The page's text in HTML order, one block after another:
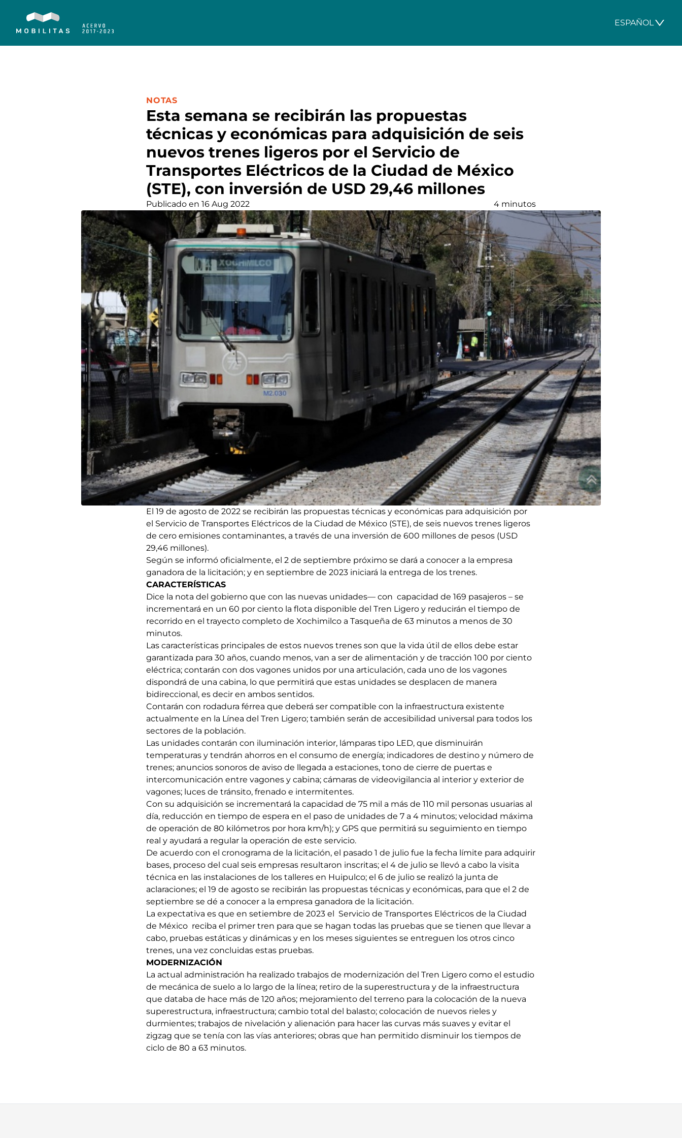
ESPAÑOL
Esta semana se recibirán las propuestas
técnicas y económicas para adquisición de seis
nuevos trenes ligeros por el Servicio de
Transportes Eléctricos de la Ciudad de México
(STE), con inversión de USD 29,46 millones
CATEGORÍA:
NOTAS
Publicado en 16 Aug 2022 4 minutos
El 19 de agosto de 2022 se recibirán las propuestas técnicas y económicas para adquisición por
el Servicio de Transportes Eléctricos de la Ciudad de México (STE), de seis nuevos trenes ligeros
de cero emisiones contaminantes, a través de una inversión de 600 millones de pesos (USD
29,46 millones).
Según se informó oficialmente, el 2 de septiembre próximo se dará a conocer a la empresa
ganadora de la licitación; y en septiembre de 2023 iniciará la entrega de los trenes.
CARACTERÍSTICAS
Dice la nota del gobierno que con las nuevas unidades— con capacidad de 169 pasajeros – se
incrementará en un 60 por ciento la flota disponible del Tren Ligero y reducirán el tiempo de
recorrido en el trayecto completo de Xochimilco a Tasqueña de 63 minutos a menos de 30
minutos.
Las características principales de estos nuevos trenes son que la vida útil de ellos debe estar
garantizada para 30 años, cuando menos, van a ser de alimentación y de tracción 100 por ciento
eléctrica; contarán con dos vagones unidos por una articulación, cada uno de los vagones
dispondrá de una cabina, lo que permitirá que estas unidades se desplacen de manera
bidireccional, es decir en ambos sentidos.
Contarán con rodadura férrea que deberá ser compatible con la infraestructura existente
actualmente en la Línea del Tren Ligero; también serán de accesibilidad universal para todos los
sectores de la población.
Las unidades contarán con iluminación interior, lámparas tipo LED, que disminuirán
temperaturas y tendrán ahorros en el consumo de energía; indicadores de destino y número de
trenes; anuncios sonoros de aviso de llegada a estaciones, tono de cierre de puertas e
intercomunicación entre vagones y cabina; cámaras de videovigilancia al interior y exterior de
vagones; luces de tránsito, frenado e intermitentes.
Con su adquisición se incrementará la capacidad de 75 mil a más de 110 mil personas usuarias al
día, reducción en tiempo de espera en el paso de unidades de 7 a 4 minutos; velocidad máxima
de operación de 80 kilómetros por hora km/h); y GPS que permitirá su seguimiento en tiempo
real y ayudará a regular la operación de este servicio.
De acuerdo con el cronograma de la licitación, el pasado 1 de julio fue la fecha límite para adquirir
bases, proceso del cual seis empresas resultaron inscritas; el 4 de julio se llevó a cabo la visita
técnica en las instalaciones de los talleres en Huipulco; el 6 de julio se realizó la junta de
aclaraciones; el 19 de agosto se recibirán las propuestas técnicas y económicas, para que el 2 de
septiembre se dé a conocer a la empresa ganadora de la licitación.
La expectativa es que en setiembre de 2023 el Servicio de Transportes Eléctricos de la Ciudad
de México reciba el primer tren para que se hagan todas las pruebas que se tienen que llevar a
cabo, pruebas estáticas y dinámicas y en los meses siguientes se entreguen los otros cinco
trenes, una vez concluidas estas pruebas.
MODERNIZACIÓN
La actual administración ha realizado trabajos de modernización del Tren Ligero como el estudio
de mecánica de suelo a lo largo de la línea; retiro de la superestructura y de la infraestructura
que databa de hace más de 120 años; mejoramiento del terreno para la colocación de la nueva
superestructura, infraestructura; cambio total del balasto; colocación de nuevos rieles y
durmientes; trabajos de nivelación y alienación para hacer las curvas más suaves y evitar el
zigzag que se tenía con las vías anteriores; obras que han permitido disminuir los tiempos de
ciclo de 80 a 63 minutos.